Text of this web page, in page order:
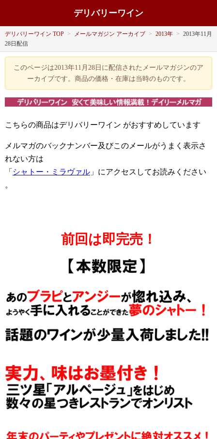
デリバリーワイン
デリバリーワイン TOP > メールマガジン アーカイブ > 2013年 > 2013年11月
28日配信
このページは2013年11月28日に配信されたメールマガジンのア
ーカイブです。商品の価格・在庫は当時のものです。
こちらの商品はデリバリーワイン がおすすめしています
メルマガのバックナンバー及びこのメールがうまく表示さ
れない方は
「 シャトー・ミラヴァル 」にアクセスしてお読みください
。
前回は即完売！